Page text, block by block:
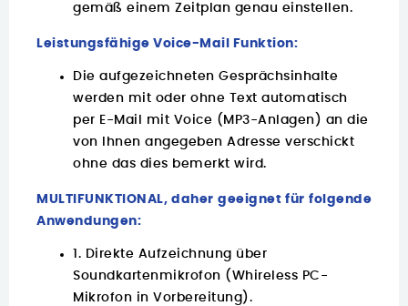
gemäß einem Zeitplan genau einstellen.
Leistungsfähige Voice-Mail Funktion:
Die aufgezeichneten Gesprächsinhalte
werden mit oder ohne Text automatisch
per E-Mail mit Voice (MP3-Anlagen) an die
von Ihnen angegeben Adresse verschickt
ohne das dies bemerkt wird.
MULTIFUNKTIONAL, daher geeignet für folgende
Anwendungen:
1. Direkte Aufzeichnung über
Soundkartenmikrofon (Whireless PC-
Mikrofon in Vorbereitung).